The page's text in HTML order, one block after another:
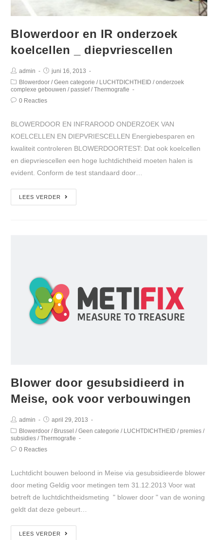
Blowerdoor en IR onderzoek
koelcellen _ diepvriescellen
admin
juni 16, 2013
Blowerdoor / Geen categorie / LUCHTDICHTHEID / onderzoek
complexe gebouwen / passief / Thermografie
0 Reacties
BLOWERDOOR EN INFRAROOD ONDERZOEK VAN
KOELCELLEN EN DIEPVRIESCELLEN Energiebesparen en
kwaliteit controleren BLOWERDOORTEST: Dat ook koelcellen
en diepvriescellen een hoge luchtdichtheid moeten halen is
evident. Conform de test standaard door…
LEES VERDER
Blower door gesubsidieerd in
Meise, ook voor verbouwingen
admin
april 29, 2013
Blowerdoor / Brussel / Geen categorie / LUCHTDICHTHEID / premies /
subsidies / Thermografie
0 Reacties
Luchtdicht bouwen beloond in Meise via gesubsidieerde blower
door meting Geldig voor metingen tem 31.12.2013 Voor wat
betreft de luchtdichtheidsmeting " blower door " van de woning
geldt dat deze gebeurt…
LEES VERDER